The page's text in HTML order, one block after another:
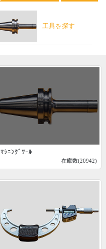
工具を探す
ﾏｼﾆﾝｸﾞﾂｰﾙ
在庫数(20942)